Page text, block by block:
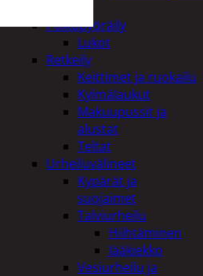
Polkupyöräily
Lukot
Retkeily
Keittimet ja ruokailu
Kylmälaukut
Makuupussit ja
alustat
Teltat
Urheiluvälineet
Kypärät ja
suojaimet
Talviurheilu
Hiihtäminen
Jääkiekko
Vesiurheilu ja